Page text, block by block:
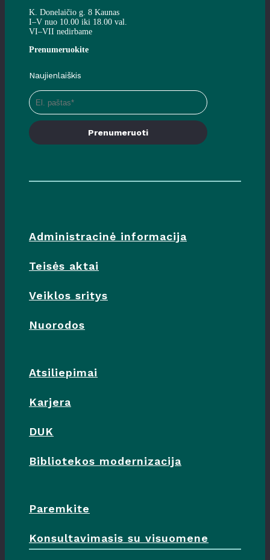
K. Donelaičio g. 8 Kaunas
I–V nuo 10.00 iki 18.00 val.
VI–VII nedirbame
Prenumeruokite
Naujienlaiškis
Prenumeruoti
Administracinė informacija
Teisės aktai
Veiklos sritys
Nuorodos
Atsiliepimai
Karjera
DUK
Bibliotekos modernizacija
Paremkite
Konsultavimasis su visuomene